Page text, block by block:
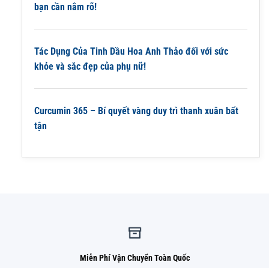
bạn cần nắm rõ!
Tác Dụng Của Tinh Dầu Hoa Anh Thảo đối với sức
khỏe và sắc đẹp của phụ nữ!
Curcumin 365 – Bí quyết vàng duy trì thanh xuân bất
tận
Miễn Phí Vận Chuyển Toàn Quốc